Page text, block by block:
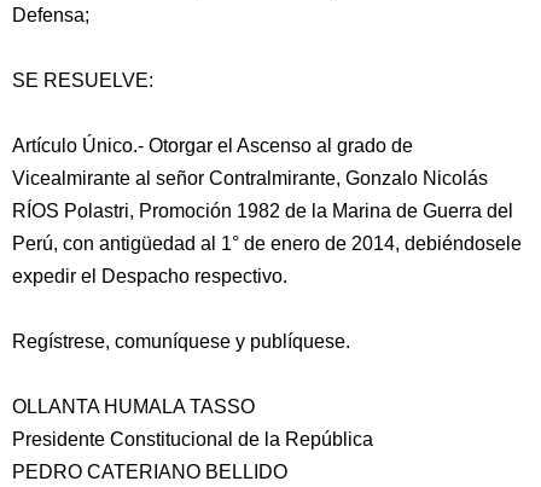
Defensa;
SE RESUELVE:
Artículo Único.- Otorgar el Ascenso al grado de
Vicealmirante al señor Contralmirante, Gonzalo Nicolás
RÍOS Polastri, Promoción 1982 de la Marina de Guerra del
Perú, con antigüedad al 1° de enero de 2014, debiéndosele
expedir el Despacho respectivo.
Regístrese, comuníquese y publíquese.
OLLANTA HUMALA TASSO
Presidente Constitucional de la República
PEDRO CATERIANO BELLIDO